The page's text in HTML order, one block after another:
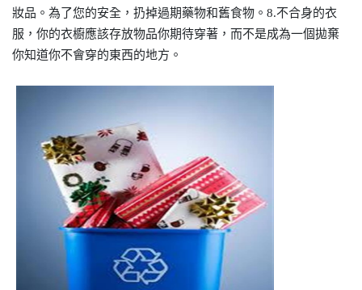
妝品。為了您的安全，扔掉過期藥物和舊食物。8.不合身的衣
服，你的衣櫥應該存放物品你期待穿著，而不是成為一個拋棄
你知道你不會穿的東西的地方。